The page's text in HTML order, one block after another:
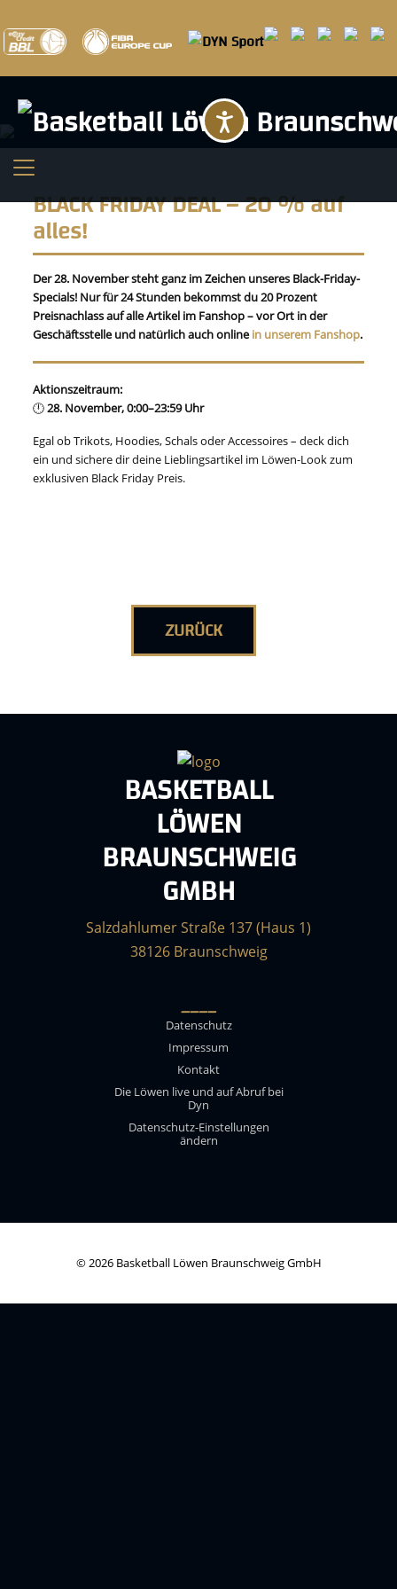
BLACK FRIDAY DEAL – 20 % auf
alles!
Der 28. November steht ganz im Zeichen unseres Black-Friday-
Specials! Nur für 24 Stunden bekommst du 20 Prozent
Preisnachlass auf alle Artikel im Fanshop – vor Ort in der
Geschäftsstelle und natürlich auch onlinein unserem Fanshop.
Aktionszeitraum:
🕛28. November, 0:00–23:59 Uhr
Egal ob Trikots, Hoodies, Schals oder Accessoires – deck dich
ein und sichere dir deine Lieblingsartikel im Löwen-Look zum
exklusiven Black Friday Preis.
ZURÜCK
BASKETBALL
LÖWEN
BRAUNSCHWEIG
GMBH
Salzdahlumer Straße 137 (Haus 1)
38126 Braunschweig
____
Datenschutz
Impressum
Kontakt
Die Löwen live und auf Abruf bei
Dyn
Datenschutz-Einstellungen
ändern
© 2026 Basketball Löwen Braunschweig GmbH